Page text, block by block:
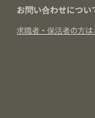
お問い合わせについ
求職者・保活者の方は